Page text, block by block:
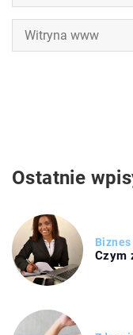
Ostatnie
Biznes
Czym